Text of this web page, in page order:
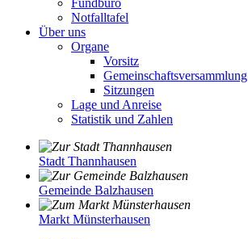
Fundbüro
Notfalltafel
Über uns
Organe
Vorsitz
Gemeinschaftsversammlung
Sitzungen
Lage und Anreise
Statistik und Zahlen
Stadt Thannhausen
Gemeinde Balzhausen
Markt Münsterhausen